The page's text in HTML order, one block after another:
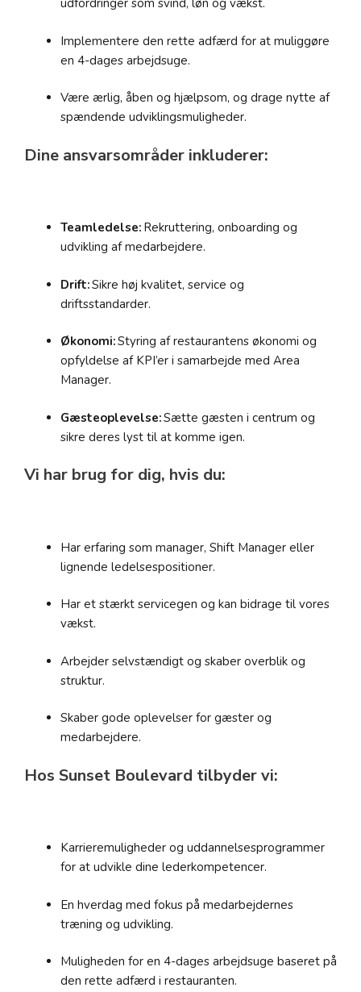
udfordringer som svind, løn og vækst.
Implementere den rette adfærd for at muliggøre
en 4-dages arbejdsuge.
Være ærlig, åben og hjælpsom, og drage nytte af
spændende udviklingsmuligheder.
Dine ansvarsområder inkluderer:
Teamledelse: Rekruttering, onboarding og
udvikling af medarbejdere.
Drift:Sikre høj kvalitet, service og
driftsstandarder.
Økonomi:Styring af restaurantens økonomi og
opfyldelse af KPI’er i samarbejde med Area
Manager.
Gæsteoplevelse:Sætte gæsten i centrum og
sikre deres lyst til at komme igen.
Vi har brug for dig, hvis du:
Har erfaring som manager, Shift Manager eller
lignende ledelsespositioner.
Har et stærkt servicegen og kan bidrage til vores
vækst.
Arbejder selvstændigt og skaber overblik og
struktur.
Skaber gode oplevelser for gæster og
medarbejdere.
Hos Sunset Boulevard tilbyder vi:
Karrieremuligheder og uddannelsesprogrammer
for at udvikle dine lederkompetencer.
En hverdag med fokus på medarbejdernes
træning og udvikling.
Muligheden for en 4-dages arbejdsuge baseret på
den rette adfærd i restauranten.